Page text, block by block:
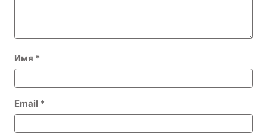
Имя *
Email *